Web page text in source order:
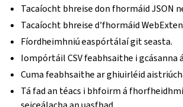
Tacaíocht bhreise don fhormáid JSON
Tacaíocht bhreise d'fhormáid
Fíordheimhniú easpórtálaí git seasta.
Iompórtáil CSV feabhsaithe i gcásanna
Cuma feabhsaithe ar ghiuirléid
Tá fad an téacs i bhfoirm á